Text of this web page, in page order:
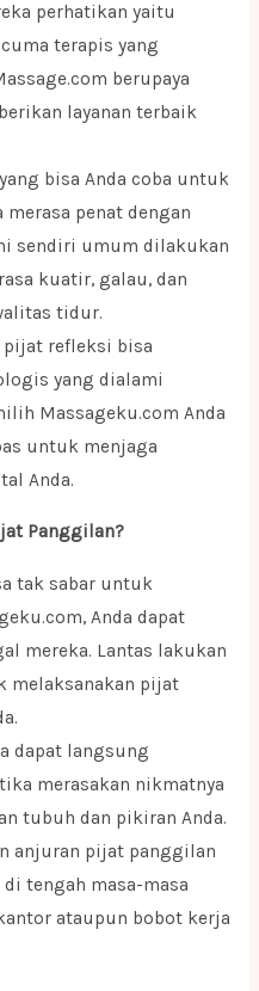
perhatikan yaitu
terapis yang
berupaya
layanan terbaik
bisa Anda coba untuk
penat dengan
sendiri umum dilakukan
kuatir, galau, dan
tidur.
pijat refleksi bisa
yang dialami
Massageku.com Anda
untuk menjaga
Anda.
Panggilan?
tak sabar untuk
Anda dapat
mereka. Lantas lakukan
melaksanakan pijat
dapat langsung
merasakan nikmatnya
tubuh dan pikiran Anda.
anjuran pijat panggilan
tengah masa-masa
ataupun bobot kerja